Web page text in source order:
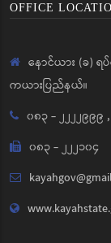
OFFICE
နောင်ယား (ခ)
ကယားပြည်နယ်။
၀၈၃ - ၂၂၂၂၉၉၉ ,
၀၈၃ - ၂၂၂၁၀၄